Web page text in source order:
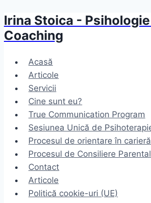
Skip
to
content
Irina Stoica -
Coaching
Acasă
Articole
Servicii
Cine sunt eu?
True Communication Program
Sesiunea Unică de
Procesul de orientare în carieră
Procesul de Consiliere
Contact
Articole
Politică cookie-uri (UE)